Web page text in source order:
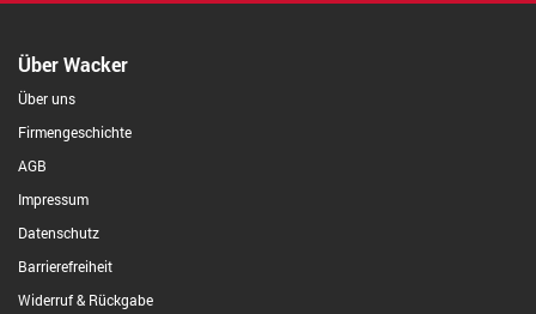
Über Wacker
Über uns
Firmengeschichte
AGB
Impressum
Datenschutz
Barrierefreiheit
Widerruf & Rückgabe